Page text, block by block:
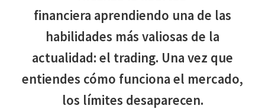
financiera aprendiendo una de las
habilidades más valiosas de la
actualidad: el trading. Una vez que
entiendes cómo funciona el mercado,
los límites desaparecen.